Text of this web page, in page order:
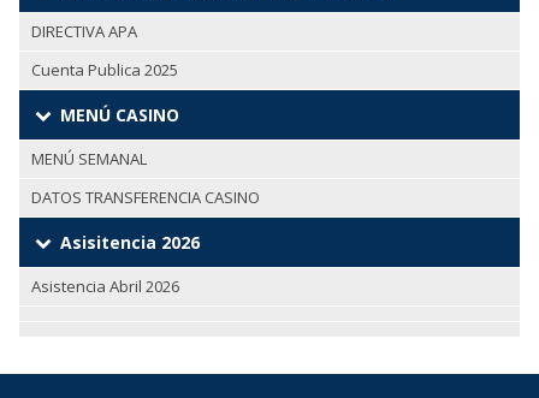
DIRECTIVA APA
Cuenta Publica 2025
MENÚ CASINO
MENÚ SEMANAL
DATOS TRANSFERENCIA CASINO
Asisitencia 2026
Asistencia Abril 2026